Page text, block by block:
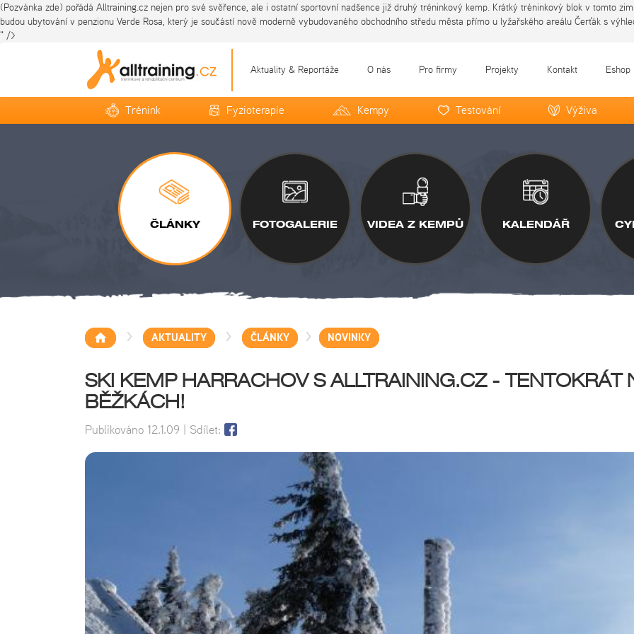
(Pozvánka zde) pořádá Alltraining.cz nejen pro své svěřence, ale i ostatní sportovní nadšence již druhý tréninkový kemp. Krátký tréninkový blok v tomto
budou ubytování v penzionu Verde Rosa, který je součástí nově moderně vybudovaného obchodního středu města přímo u lyžařského areálu Čerťák s
" />
Aktuality & Reportáže O nás Pro firmy Projekty Kontakt Eshop
Trénink Fyzioterapie Kempy Testování Výživa
ČLÁNKY FOTOGALERIE VIDEA Z KEMPŮ KALENDÁŘ
> AKTUALITY > ČLÁNKY > NOVINKY
SKI KEMP HARRACHOV S ALLTRAINING.CZ - TENTOKRÁT
BĚŽKÁCH!
Publikováno 12.1.09 | Sdílet: